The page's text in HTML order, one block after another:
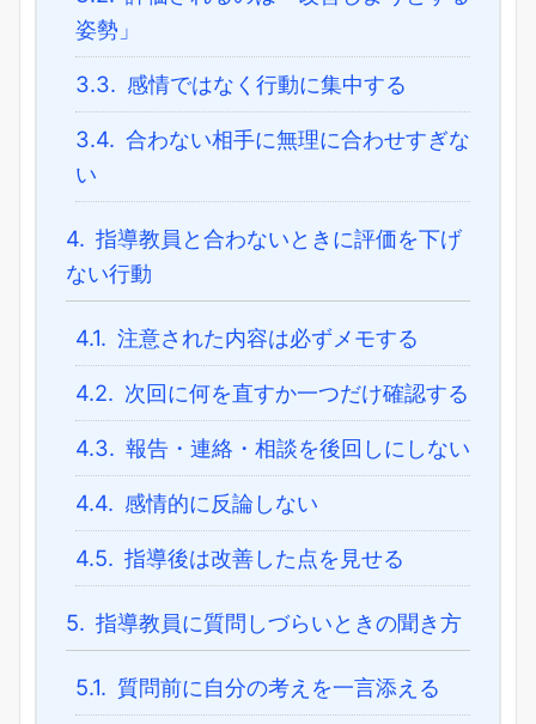
姿勢」
3.3. 感情ではなく行動に集中する
3.4. 合わない相手に無理に合わせすぎな
い
4. 指導教員と合わないときに評価を下げ
ない行動
4.1. 注意された内容は必ずメモする
4.2. 次回に何を直すか一つだけ確認する
4.3. 報告・連絡・相談を後回しにしない
4.4. 感情的に反論しない
4.5. 指導後は改善した点を見せる
5. 指導教員に質問しづらいときの聞き方
5.1. 質問前に自分の考えを一言添える